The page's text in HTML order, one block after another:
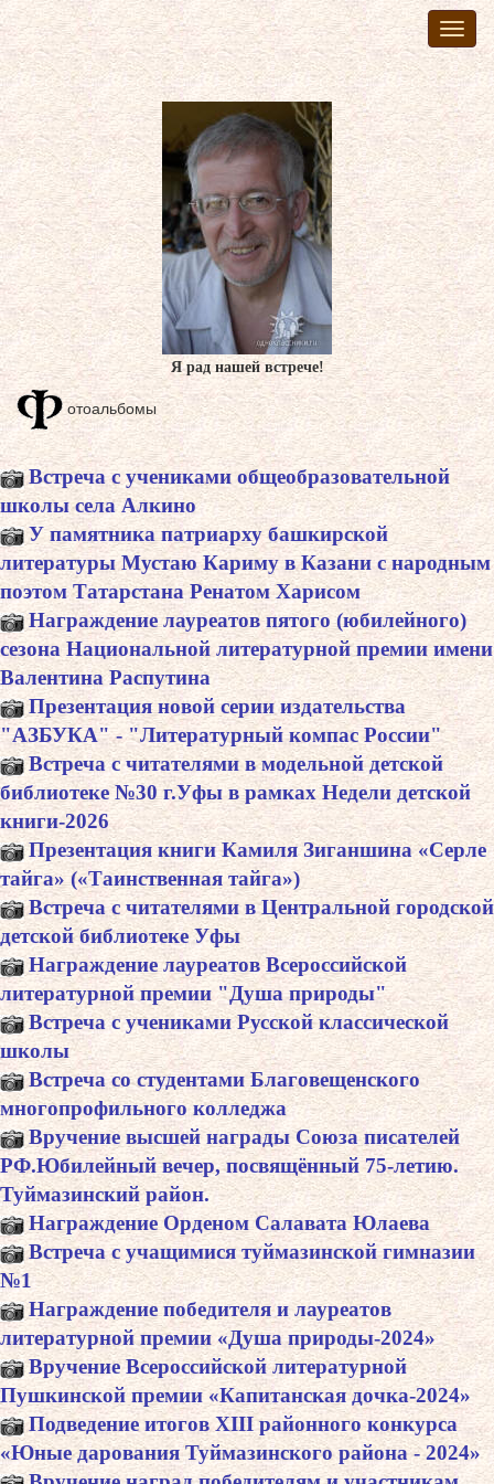
Я рад нашей встрече!
отоальбомы
Встреча с учениками общеобразовательной
школы села Алкино
У памятника патриарху башкирской
литературы Мустаю Кариму в Казани с народным
поэтом Татарстана Ренатом Харисом
Награждение лауреатов пятого (юбилейного)
сезона Национальной литературной премии имени
Валентина Распутина
Презентация новой серии издательства
"АЗБУКА" - "Литературный компас России"
Встреча с читателями в модельной детской
библиотеке №30 г.Уфы в рамках Недели детской
книги-2026
Презентация книги Камиля Зиганшина «Серле
тайга» («Таинственная тайга»)
Встреча с читателями в Центральной городской
детской библиотеке Уфы
Награждение лауреатов Всероссийской
литературной премии "Душа природы"
Встреча с учениками Русской классической
школы
Встреча со студентами Благовещенского
многопрофильного колледжа
Вручение высшей награды Союза писателей
РФ.Юбилейный вечер, посвящённый 75-летию.
Туймазинский район.
Награждение Орденом Салавата Юлаева
Встреча с учащимися туймазинской гимназии
№1
Награждение победителя и лауреатов
литературной премии «Душа природы-2024»
Вручение Всероссийской литературной
Пушкинской премии «Капитанская дочка-2024»
Подведение итогов XIII районного конкурса
«Юные дарования Туймазинского района - 2024»